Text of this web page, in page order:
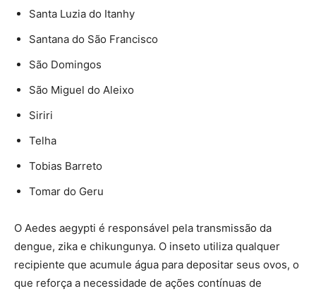
Santa Luzia do Itanhy
Santana do São Francisco
São Domingos
São Miguel do Aleixo
Siriri
Telha
Tobias Barreto
Tomar do Geru
O Aedes aegypti é responsável pela transmissão da
dengue, zika e chikungunya. O inseto utiliza qualquer
recipiente que acumule água para depositar seus ovos, o
que reforça a necessidade de ações contínuas de